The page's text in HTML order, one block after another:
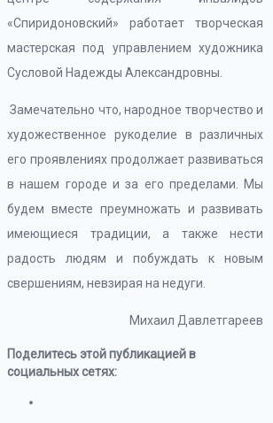
«Спиридоновский» работает творческая
мастерская под управлением художника
Сусловой Надежды Александровны.
Замечательно что, народное творчество и
художественное рукоделие в различных
его проявлениях продолжает развиваться
в нашем городе и за его пределами. Мы
будем вместе преумножать и развивать
имеющиеся традиции, а также нести
радость людям и побуждать к новым
свершениям, невзирая на недуги.
Михаил Давлетгареев
Поделитесь этой публикацией в
социальных сетях: